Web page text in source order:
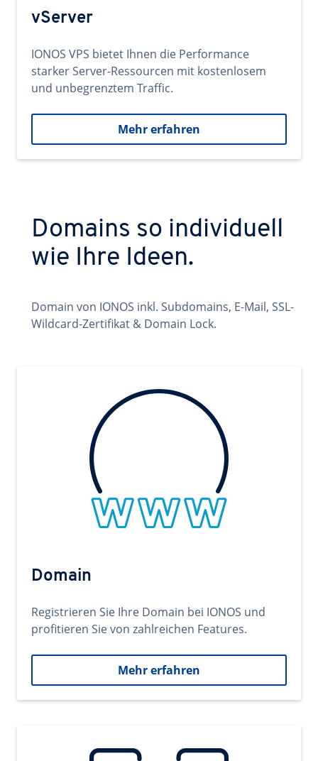
vServer
IONOS VPS bietet Ihnen die Performance
starker Server-Ressourcen mit kostenlosem
und unbegrenztem Traffic.
Mehr erfahren
Domains so individuell
wie Ihre Ideen.
Domain von IONOS inkl. Subdomains, E-Mail, SSL-
Wildcard-Zertifikat & Domain Lock.
Domain
Registrieren Sie Ihre Domain bei IONOS und
profitieren Sie von zahlreichen Features.
Mehr erfahren